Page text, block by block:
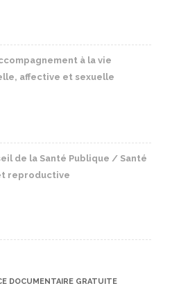
à la vie
affective et sexuelle
de la Santé Publique / Santé
reproductive
DOCUMENTAIRE GRATUITE